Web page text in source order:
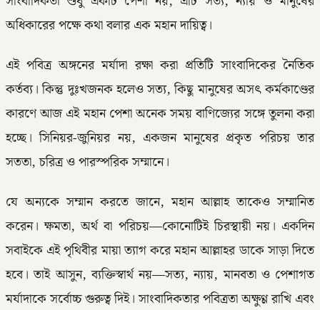
অধিকারের পক্ষে কথা বলার এক মহান দায়িত্ব।
এই পবিত্র অঙ্গনের মর্যাদা রক্ষা করা প্রতিটি সাংবাদিকের নৈতিক
কর্তব্য। কিন্তু দুঃখজনক হলেও সত্য, কিছু মানুষের অসৎ কর্মকাণ্ডের
কারণে আজ এই মহান পেশা অনেক সময় বাণিজ্যের সঙ্গে তুলনা করা
হচ্ছে। সিনিয়র-জুনিয়র নয়, একজন মানুষের প্রকৃত পরিচয় তার
সততা, চরিত্র ও পারস্পরিক সম্মানে।
যে অন্যকে সম্মান করতে জানে, মহান আল্লাহ তাকেও সম্মানিত
করেন। ক্ষমতা, অর্থ বা পরিচয়—কোনোটিই চিরস্থায়ী নয়। একদিন
সবাইকে এই পৃথিবীর মায়া ত্যাগ করে মহান আল্লাহর ডাকে সাড়া দিতে
হবে। তাই আসুন, ব্যক্তিস্বার্থ নয়—সত্য, ন্যায়, মানবতা ও পেশাগত
মর্যাদাকে সর্বোচ্চ গুরুত্ব দিই। সাংবাদিকতার পবিত্রতা অক্ষুণ্ণ রাখি এবং